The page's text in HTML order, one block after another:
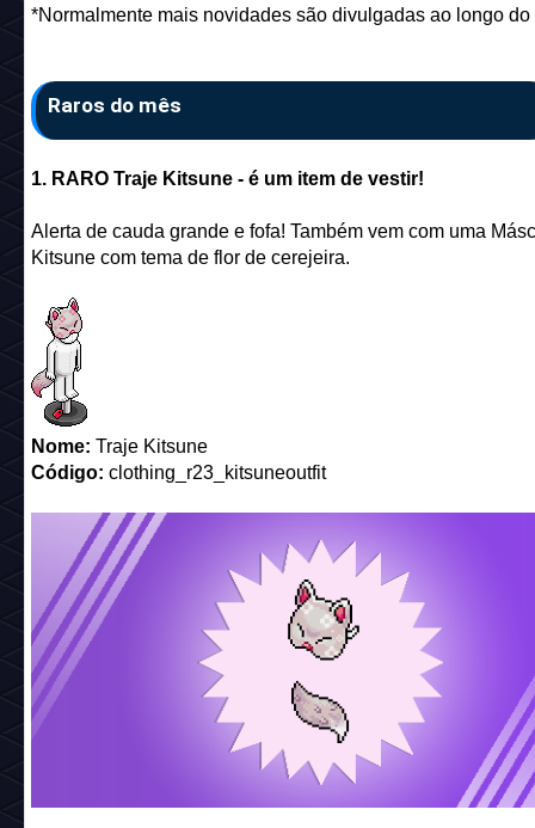
*Normalmente mais novidades são divulgadas ao longo do
Raros do mês
1. RARO Traje Kitsune - é um item de vestir!
Alerta de cauda grande e fofa! Também vem com uma
Kitsune com tema de flor de cerejeira.
Nome: Traje Kitsune
Código: clothing_r23_kitsuneoutfit